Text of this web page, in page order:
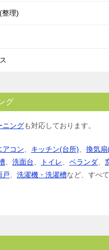
整理)
グ
ニングも対応しております。
アコン、 キッチン(台所)、 換気扇
、 洗面台、 トイレ、 ベランダ、
戸、 洗濯機・洗濯槽など、すべ